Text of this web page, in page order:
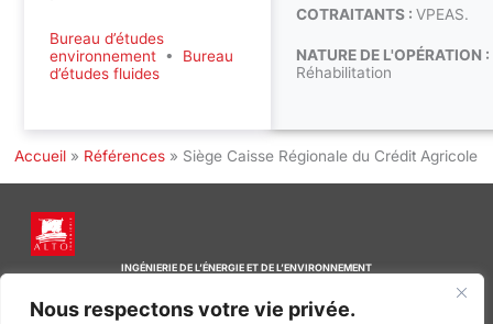
Nous respectons votre vie privée.
COTRAITANTS : VPEAS.
NATURE DE L'OPÉRATION :
Réhabilitation
Bureau d’études
environnement• Bureau
d’études fluides
Accueil » Références » Siège Caisse Régionale du Crédit Agricole
INGÉNIERIE DE L’ÉNERGIE ET DE L’ENVIRONNEMENT